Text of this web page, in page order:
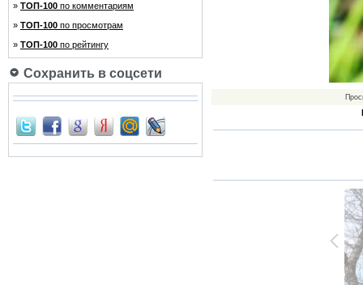
» ТОП-100 по комментариям
» ТОП-100 по просмотрам
» ТОП-100 по рейтингу
Сохранить в соцсети